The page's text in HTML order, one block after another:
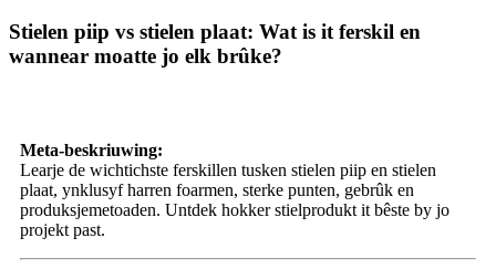
Stielen piip vs stielen plaat: Wat is it ferskil en
wannear moatte jo elk brûke?
Meta-beskriuwing:
Learje de wichtichste ferskillen tusken stielen piip en stielen
plaat, ynklusyf harren foarmen, sterke punten, gebrûk en
produksjemetoaden. Untdek hokker stielprodukt it bêste by jo
projekt past.